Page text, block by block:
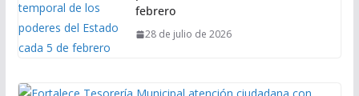
febrero
28 de julio de 2026